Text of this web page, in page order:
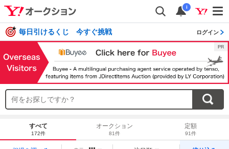
i
毎日引けるくじ 今すぐ挑戦 ログイン
すべて
172件
オークション
81件
定額
91件